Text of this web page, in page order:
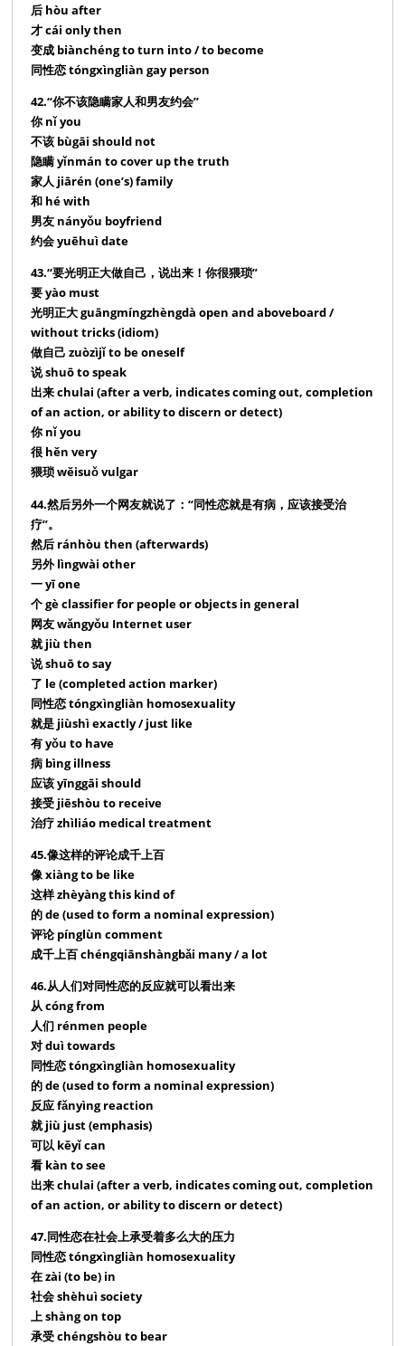
后 hòu after
才 cái only then
变成 biànchéng to turn into / to become
同性恋 tóngxìngliàn gay person
42.“你不该隐瞒家人和男友约会”
你 nǐ you
不该 bùgāi should not
隐瞒 yǐnmán to cover up the truth
家人 jiārén (one’s) family
和 hé with
男友 nányǒu boyfriend
约会 yuēhuì date
43.“要光明正大做自己，说出来！你很猥琐”
要 yào must
光明正大 guāngmíngzhèngdà open and aboveboard /
without tricks (idiom)
做自己 zuòzìjǐ to be oneself
说 shuō to speak
出来 chulai (after a verb, indicates coming out, completion
of an action, or ability to discern or detect)
你 nǐ you
很 hěn very
猥琐 wěisuǒ vulgar
44.然后另外一个网友就说了：“同性恋就是有病，应该接受治
疗”。
然后 ránhòu then (afterwards)
另外 lìngwài other
一 yī one
个 gè classifier for people or objects in general
网友 wǎngyǒu Internet user
就 jiù then
说 shuō to say
了 le (completed action marker)
同性恋 tóngxìngliàn homosexuality
就是 jiùshì exactly / just like
有 yǒu to have
病 bìng illness
应该 yīnggāi should
接受 jiēshòu to receive
治疗 zhìliáo medical treatment
45.像这样的评论成千上百
像 xiàng to be like
这样 zhèyàng this kind of
的 de (used to form a nominal expression)
评论 pínglùn comment
成千上百 chéngqiānshàngbǎi many / a lot
46.从人们对同性恋的反应就可以看出来
从 cóng from
人们 rénmen people
对 duì towards
同性恋 tóngxìngliàn homosexuality
的 de (used to form a nominal expression)
反应 fǎnyìng reaction
就 jiù just (emphasis)
可以 kěyǐ can
看 kàn to see
出来 chulai (after a verb, indicates coming out, completion
of an action, or ability to discern or detect)
47.同性恋在社会上承受着多么大的压力
同性恋 tóngxìngliàn homosexuality
在 zài (to be) in
社会 shèhuì society
上 shàng on top
承受 chéngshòu to bear